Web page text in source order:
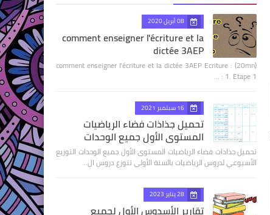
08 أبريل 2020
comment enseigner l'écriture et la
dictée 3AEP
comment enseigner l'écriture et la dictée 3AEP Ecriture : (20mn)
1. Etape 1 : …
16 سبتمبر 2021
تحميل جذاذات فضاء الرياضيات
المستوى الأول جميع الوحدات
تحميل جذاذات فضاء الرياضيات المستوى الأول جميع الوحدات التوزيع
الأسبوعي لدروس الرياضيات بالسنة الأولى تتوزع دروس ال…
28 يناير 2023
تقارير الأسدوس الأول لجميع